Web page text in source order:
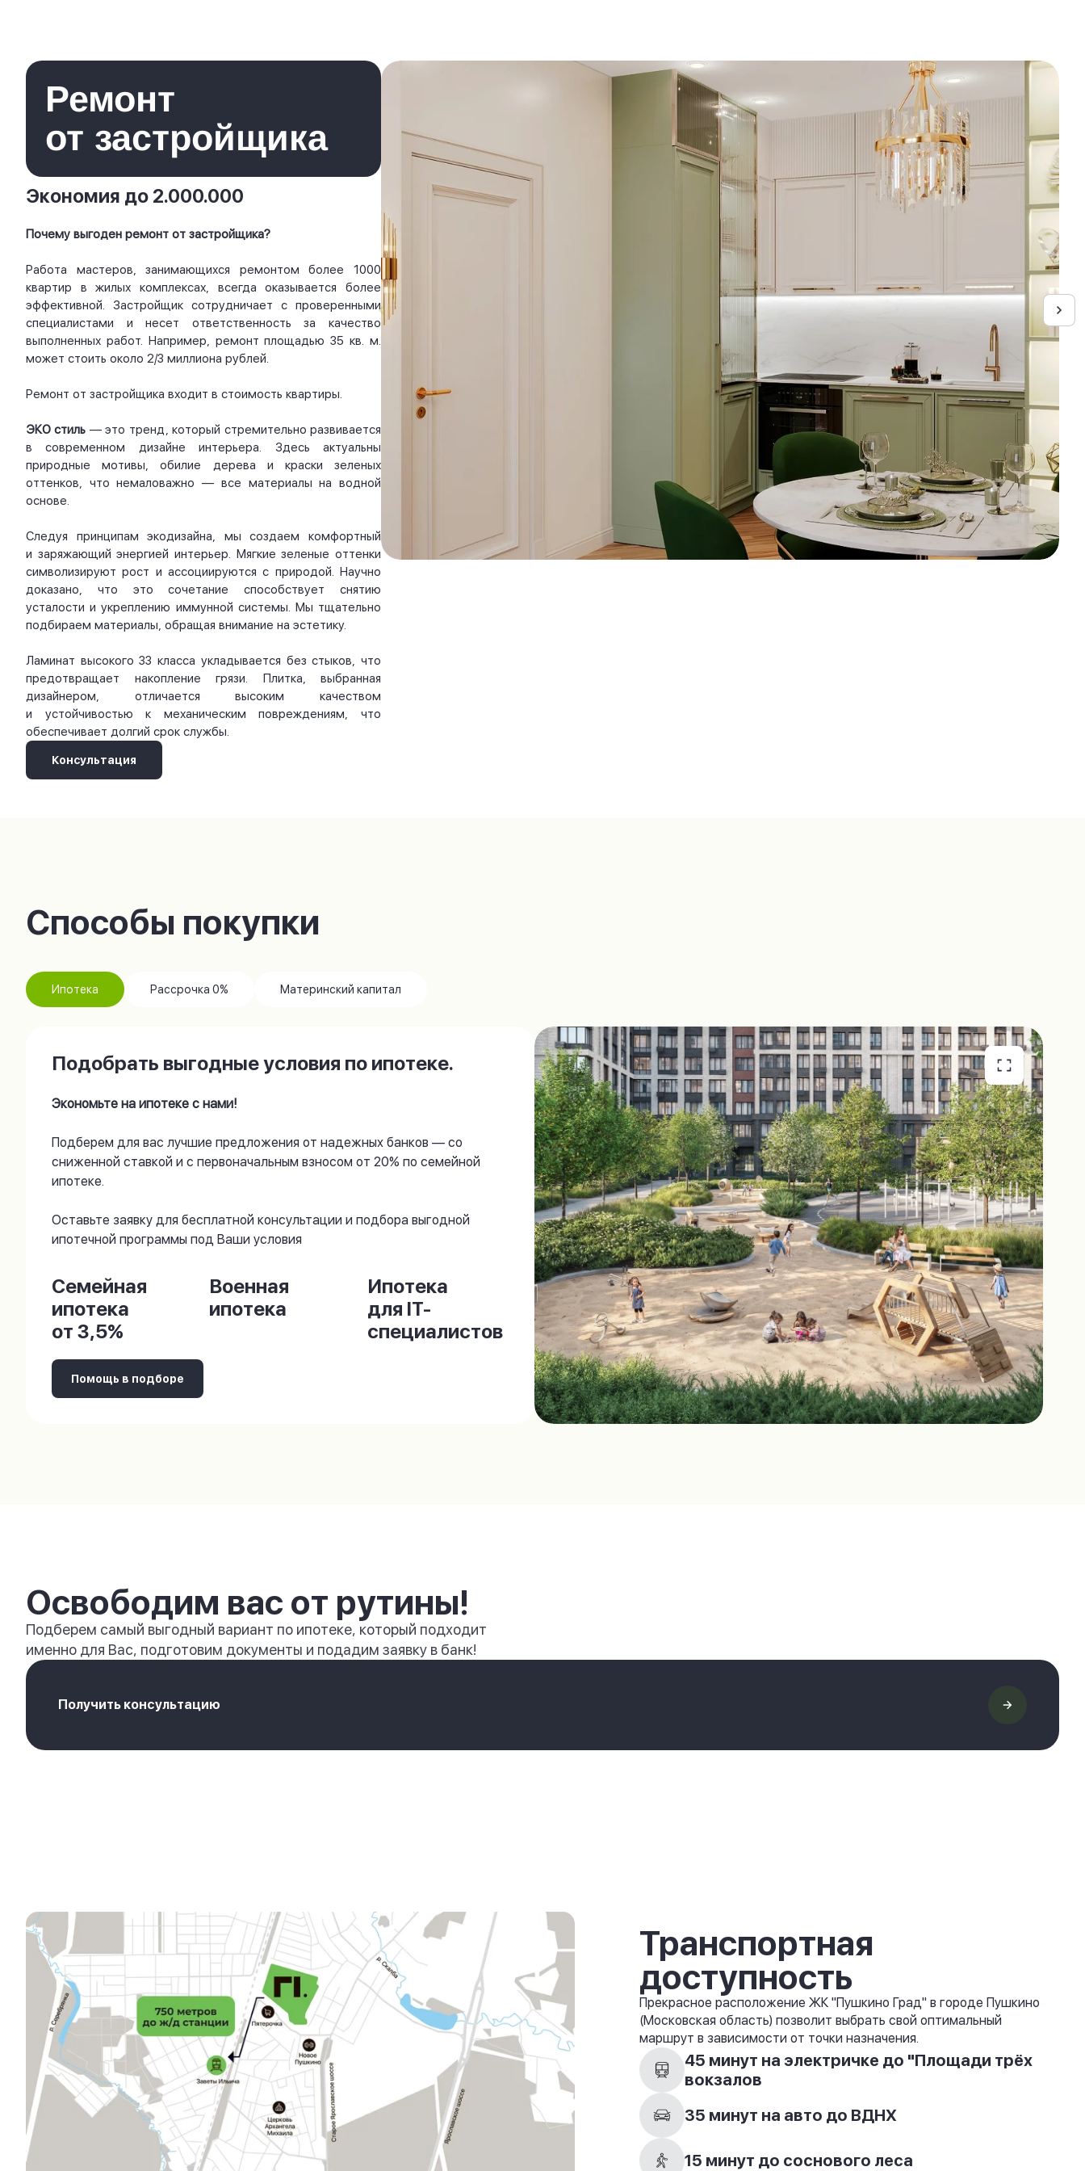
Ремонт
от застройщика
Экономия до 2.000.000
Почему выгоден ремонт от застройщика?
Работа мастеров, занимающихся ремонтом более 1000
квартир в жилых комплексах, всегда оказывается более
эффективной. Застройщик сотрудничает с проверенными
специалистами и несет ответственность за качество
выполненных работ. Например, ремонт площадью 35 кв. м.
может стоить около 2/3 миллиона рублей.
Ремонт от застройщика входит в стоимость квартиры.
ЭКО стиль — это тренд, который стремительно развивается
в современном дизайне интерьера. Здесь актуальны
природные мотивы, обилие дерева и краски зеленых
оттенков, что немаловажно — все материалы на водной
основе.
Следуя принципам экодизайна, мы создаем комфортный
и заряжающий энергией интерьер. Мягкие зеленые оттенки
символизируют рост и ассоциируются с природой. Научно
доказано, что это сочетание способствует снятию
усталости и укреплению иммунной системы. Мы тщательно
подбираем материалы, обращая внимание на эстетику.
Ламинат высокого 33 класса укладывается без стыков, что
предотвращает накопление грязи. Плитка, выбранная
дизайнером, отличается высоким качеством
и устойчивостью к механическим повреждениям, что
обеспечивает долгий срок службы.
Консультация
Способы покупки
Ипотека Рассрочка 0% Материнский капитал
Подобрать выгодные условия по ипотеке.
Экономьте на ипотеке с нами!
Подберем для вас лучшие предложения от надежных банков — со
сниженной ставкой и с первоначальным взносом от 20% по семейной
ипотеке.
Оставьте заявку для бесплатной консультации и подбора выгодной
ипотечной программы под Ваши условия
Семейная
ипотека
от 3,5%
Военная
ипотека
Ипотека
для IT-
специалистов
Помощь в подборе
Освободим вас от рутины!
Подберем самый выгодный вариант по ипотеке, который подходит
именно для Вас, подготовим документы и подадим заявку в банк!
Получить консультацию
Транспортная
доступность
Прекрасное расположение ЖК "Пушкино Град" в городе Пушкино
(Московская область) позволит выбрать свой оптимальный
маршрут в зависимости от точки назначения.
45 минут на электричке до "Площади трёх
вокзалов
35 минут на авто до ВДНХ
15 минут до соснового леса